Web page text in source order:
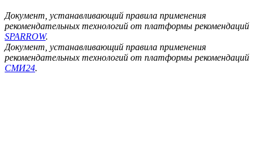
Документ, устанавливающий правила применения
рекомендательных технологий от платформы рекомендаций
SPARROW.
Документ, устанавливающий правила применения
рекомендательных технологий от платформы рекомендаций
СМИ24.